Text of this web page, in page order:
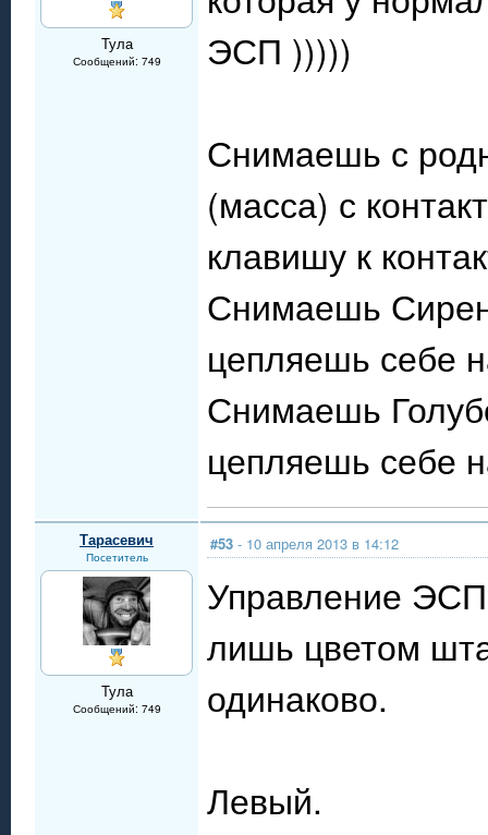
Тула
Сообщений: 749
ЭСП )))))
Снимаешь с
(масса) с
клавишу к
Снимаешь
цепляешь себе
Снимаешь
цепляешь себе
Тарасевич
Посетитель
Тула
Сообщений: 749
#53 - 10 апреля 2013 в 14:12
Управление
лишь цветом
одинаково.
Левый.